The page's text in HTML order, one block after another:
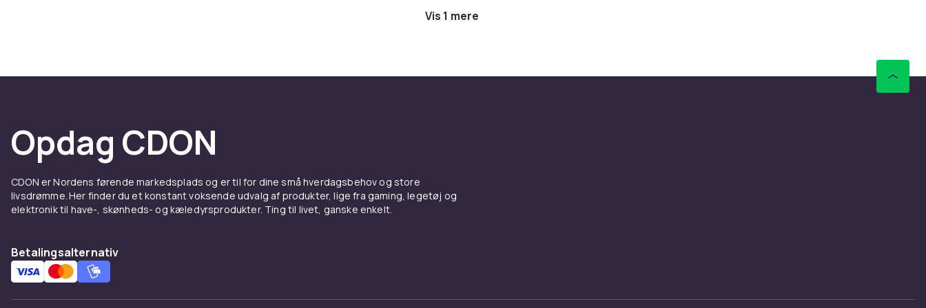
helt, inden du tømmer eller opbevarer den.
Vis 1 mere
Opdag CDON
CDON er Nordens førende markedsplads og er til for dine små hverdagsbehov og store
livsdrømme. Her finder du et konstant voksende udvalg af produkter, lige fra gaming, legetøj og
elektronik til have-, skønheds- og kæledyrsprodukter. Ting til livet, ganske enkelt.
Betalingsalternativ